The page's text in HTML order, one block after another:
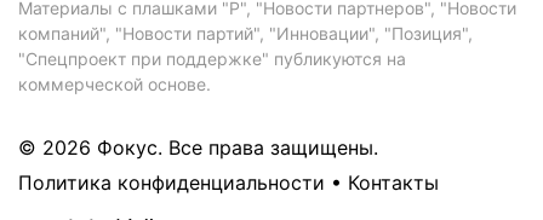
Материалы с плашками "Р", "Новости партнеров", "Новости
компаний", "Новости партий", "Инновации", "Позиция",
"Спецпроект при поддержке" публикуются на
коммерческой основе.
© 2026 Фокус. Все права защищены.
Политика конфиденциальности • Контакты